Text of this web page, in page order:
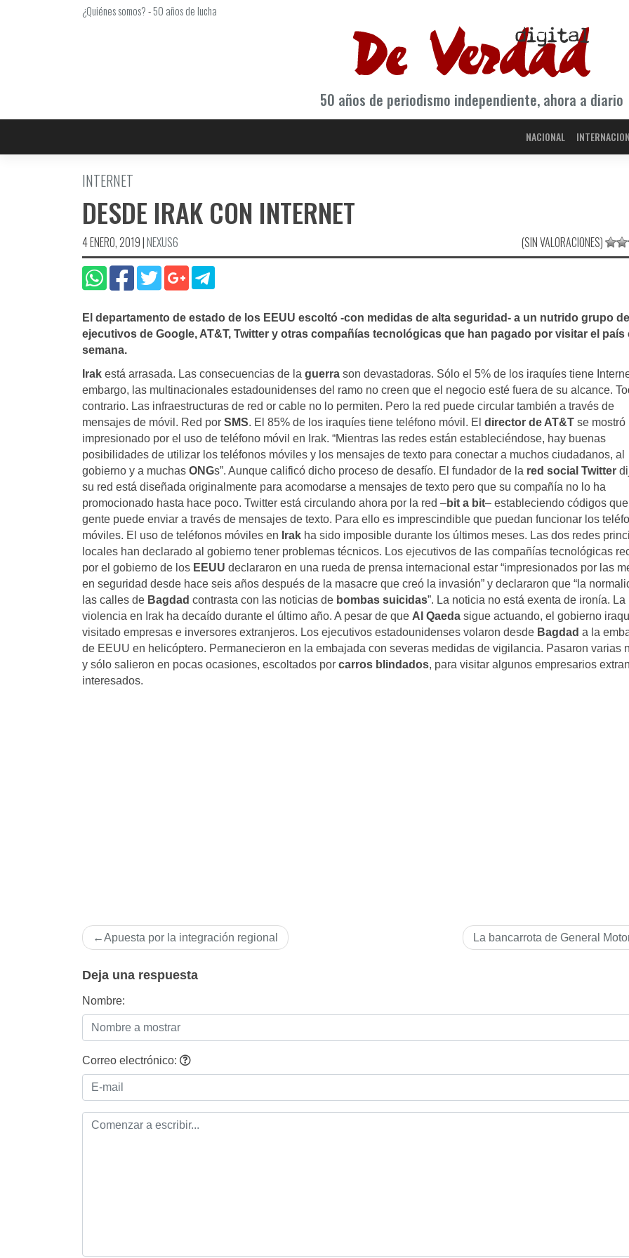
¿Quiénes somos?-50 años de lucha
50 años de periodismo independiente, ahora a diario
NACIONAL
INTERNET
DESDE IRAK CON INTERNET
4 ENERO, 2019|NEXUS6 (SIN VALORACIONES)
El departamento de estado de los EEUU escoltó -con medidas de alta seguridad- a un nutrido grupo de
ejecutivos de Google, AT&T, Twitter y otras compañí­as tecnológicas que han pagado por visitar el paí­s
semana.
Irak está arrasada. Las consecuencias de la guerra son devastadoras. Sólo el 5% de los iraquíes tiene
embargo, las multinacionales estadounidenses del ramo no creen que el negocio esté fuera de su alcance.
contrario. Las infraestructuras de red or cable no lo permiten. Pero la red puede circular también a través de
mensajes de móvil. Red por SMS. El 85% de los iraquíes tiene teléfono móvil. El director de AT&T se mostró
impresionado por el uso de teléfono móvil en Irak. “Mientras las redes están estableciéndose, hay buenas
posibilidades de utilizar los teléfonos móviles y los mensajes de texto para conectar a muchos ciudadanos, al
gobierno y a muchas ONGs”. Aunque calificó dicho proceso de desafío. El fundador de la red social Twitter
su red está diseñada originalmente para acomodarse a mensajes de texto pero que su compañía no lo ha
promocionado hasta hace poco. Twitter está circulando ahora por la red –bit a bit– estableciendo códigos
gente puede enviar a través de mensajes de texto. Para ello es imprescindible que puedan funcionar los
móviles. El uso de teléfonos móviles en Irak ha sido imposible durante los últimos meses. Las dos redes
locales han declarado al gobierno tener problemas técnicos. Los ejecutivos de las compañías tecnológicas
por el gobierno de los EEUU declararon en una rueda de prensa internacional estar “impresionados por las
en seguridad desde hace seis años después de la masacre que creó la invasión” y declararon que “la
las calles de Bagdad contrasta con las noticias de bombas suicidas”. La noticia no está exenta de ironía. La
violencia en Irak ha decaído durante el último año. A pesar de que Al Qaeda sigue actuando, el gobierno
visitado empresas e inversores extranjeros. Los ejecutivos estadounidenses volaron desde Bagdad a la
de EEUU en helicóptero. Permanecieron en la embajada con severas medidas de vigilancia. Pasaron varias
y sólo salieron en pocas ocasiones, escoltados por carros blindados, para visitar algunos empresarios
interesados.
Navegación
de
entradas
Apuesta por la integración regional La bancarrota de General
Deja una respuesta
Nombre:
Correo electrónico: